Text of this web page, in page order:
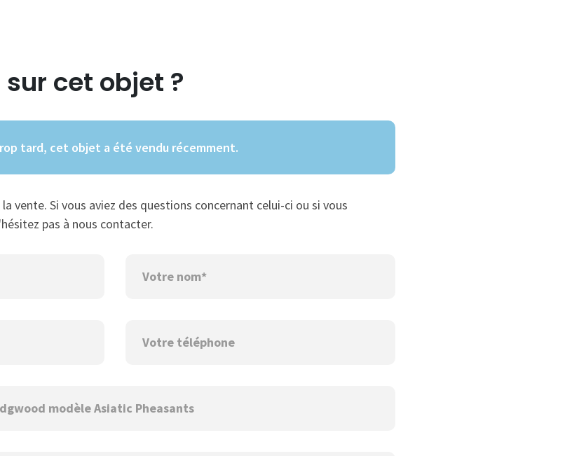
cet objet ?
tard, cet objet a été vendu récemment.
vente. Si vous aviez des questions concernant celui-ci ou si vous
pas à nous contacter.